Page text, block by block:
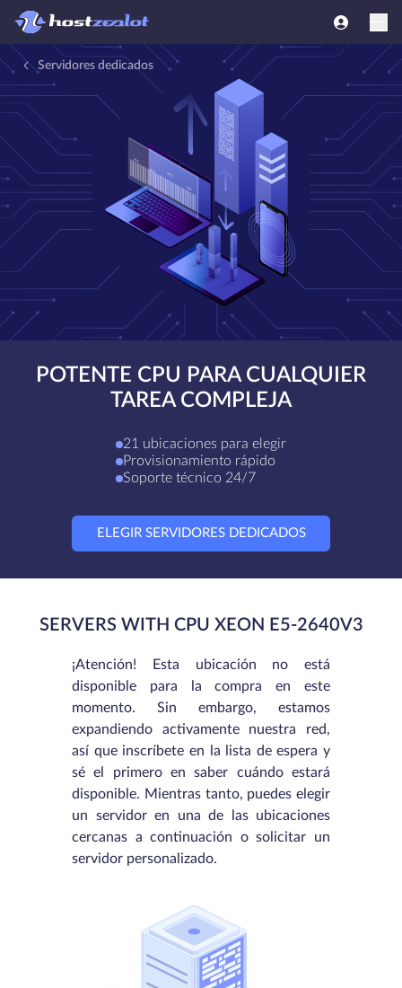
Servidores dedicados
POTENTE CPU PARA CUALQUIER
TAREA COMPLEJA
21 ubicaciones para elegir
Provisionamiento rápido
Soporte técnico 24/7
ELEGIR SERVIDORES DEDICADOS
SERVERS WITH CPU XEON E5-2640V3
¡Atención! Esta ubicación no está
disponible para la compra en este
momento. Sin embargo, estamos
expandiendo activamente nuestra red,
así que inscríbete en la lista de espera y
sé el primero en saber cuándo estará
disponible. Mientras tanto, puedes elegir
un servidor en una de las ubicaciones
cercanas a continuación o solicitar un
servidor personalizado.